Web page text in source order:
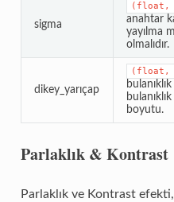
sigma
(float,
anahtar
yayılma
olmalıdır.
dikey_yarıçap
(float,
boyutu.
Parlaklık & Kontrast
Parlaklık ve Kontrast